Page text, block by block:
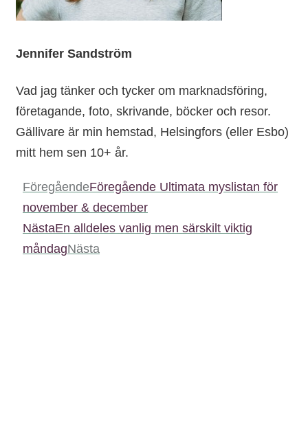
Jennifer Sandström
Vad jag tänker och tycker om marknadsföring,
företagande, foto, skrivande, böcker och resor.
Gällivare är min hemstad, Helsingfors (eller Esbo)
mitt hem sen 10+ år.
FöregåendeFöregående Ultimata myslistan för
november & december
NästaEn alldeles vanlig men särskilt viktig
måndagNästa